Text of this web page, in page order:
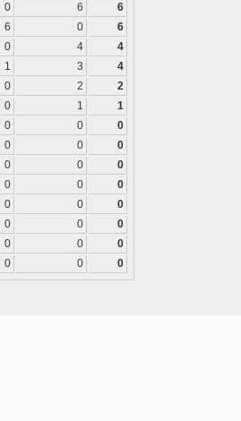
0 6
6
6 0
6
0 4
4
1 3
4
0 2
2
0 1
1
0 0
0
0 0
0
0 0
0
0 0
0
0 0
0
0 0
0
0 0
0
0 0 0